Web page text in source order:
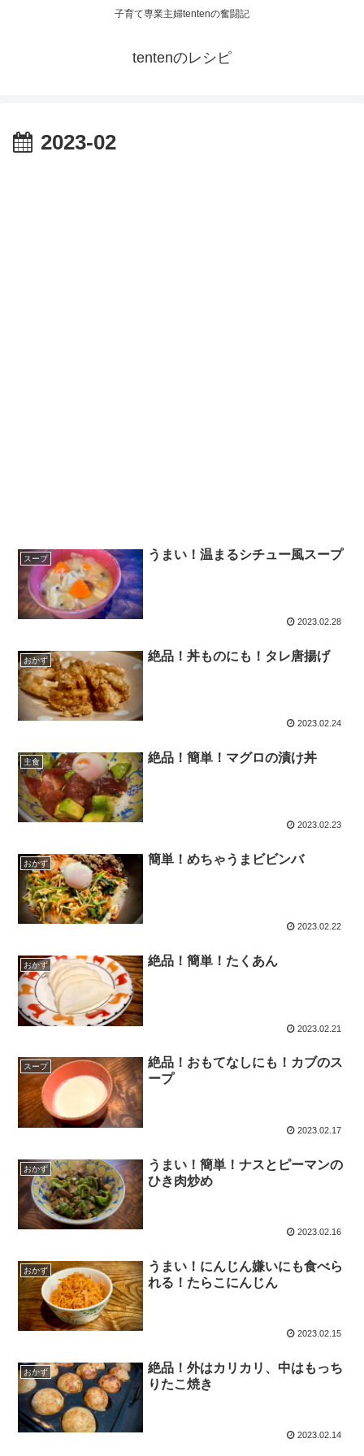
子育て専業主婦tentenの奮闘記
tentenのレシピ
2023-02
スープ うまい！温まるシチュー風スープ
2023.02.28
おかず 絶品！丼ものにも！タレ唐揚げ
2023.02.24
主食 絶品！簡単！マグロの漬け丼
2023.02.23
おかず 簡単！めちゃうまビビンバ
2023.02.22
おかず 絶品！簡単！たくあん
2023.02.21
スープ
絶品！おもてなしにも！カブのス
ープ
2023.02.17
おかず
うまい！簡単！ナスとピーマンの
ひき肉炒め
2023.02.16
おかず
うまい！にんじん嫌いにも食べら
れる！たらこにんじん
2023.02.15
おかず
絶品！外はカリカリ、中はもっち
りたこ焼き
2023.02.14